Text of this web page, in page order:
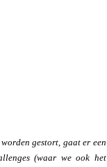
gestort, gaat er een
(waar we ook het